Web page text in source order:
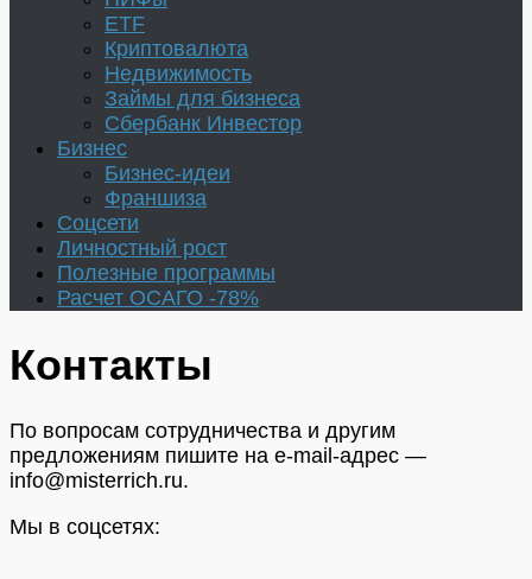
ETF
Криптовалюта
Недвижимость
Займы для бизнеса
Сбербанк Инвестор
Бизнес
Бизнес-идеи
Франшиза
Соцсети
Личностный рост
Полезные программы
Расчет ОСАГО -78%
Контакты
По вопросам сотрудничества и другим
предложениям пишите на e-mail-адрес —
info@misterrich.ru.
Мы в соцсетях: